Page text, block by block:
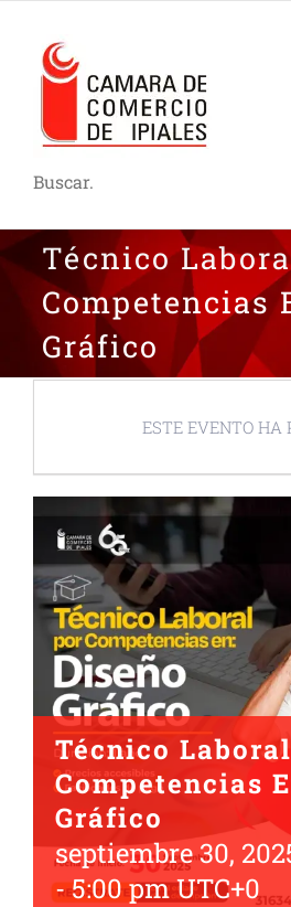
Buscar.
Técnico
Competencias
Gráfico
ESTE EVENTO HA
Técnico
Competencias
Gráfico
septiembre 30,
-5:00 pmUTC+0